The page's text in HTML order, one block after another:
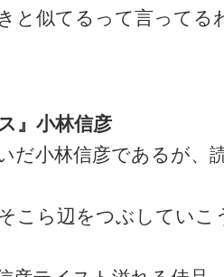
と似てるって言ってる
』小林信彦
だ小林信彦であるが、
こら辺をつぶしていこ